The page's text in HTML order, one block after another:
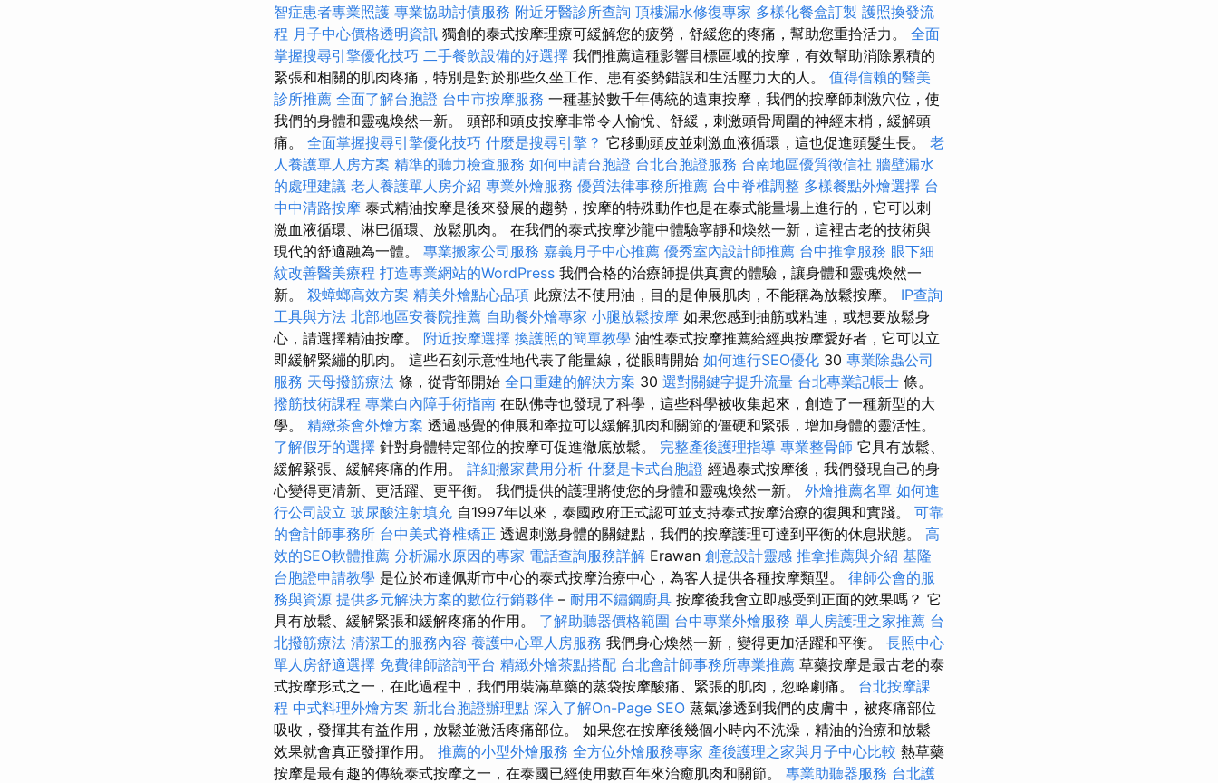
智症患者專業照護 專業協助討債服務 附近牙醫診所查詢 頂樓漏水修復專家 多樣化餐盒訂製 護照換發流
程 月子中心價格透明資訊 獨創的泰式按摩理療可緩解您的疲勞，舒緩您的疼痛，幫助您重拾活力。 全面
掌握搜尋引擎優化技巧 二手餐飲設備的好選擇 我們推薦這種影響目標區域的按摩，有效幫助消除累積的
緊張和相關的肌肉疼痛，特別是對於那些久坐工作、患有姿勢錯誤和生活壓力大的人。 值得信賴的醫美
診所推薦 全面了解台胞證 台中市按摩服務 一種基於數千年傳統的遠東按摩，我們的按摩師刺激穴位，使
我們的身體和靈魂煥然一新。 頭部和頭皮按摩非常令人愉悅、舒緩，刺激頭骨周圍的神經末梢，緩解頭
痛。 全面掌握搜尋引擎優化技巧 什麼是搜尋引擎？ 它移動頭皮並刺激血液循環，這也促進頭髮生長。 老
人養護單人房方案 精準的聽力檢查服務 如何申請台胞證 台北台胞證服務 台南地區優質徵信社 牆壁漏水
的處理建議 老人養護單人房介紹 專業外燴服務 優質法律事務所推薦 台中脊椎調整 多樣餐點外燴選擇 台
中中清路按摩 泰式精油按摩是後來發展的趨勢，按摩的特殊動作也是在泰式能量場上進行的，它可以刺
激血液循環、淋巴循環、放鬆肌肉。 在我們的泰式按摩沙龍中體驗寧靜和煥然一新，這裡古老的技術與
現代的舒適融為一體。 專業搬家公司服務 嘉義月子中心推薦 優秀室內設計師推薦 台中推拿服務 眼下細
紋改善醫美療程 打造專業網站的WordPress 我們合格的治療師提供真實的體驗，讓身體和靈魂煥然一
新。 殺蟑螂高效方案 精美外燴點心品項 此療法不使用油，目的是伸展肌肉，不能稱為放鬆按摩。 IP查詢
工具與方法 北部地區安養院推薦 自助餐外燴專家 小腿放鬆按摩 如果您感到抽筋或粘連，或想要放鬆身
心，請選擇精油按摩。 附近按摩選擇 換護照的簡單教學 油性泰式按摩推薦給經典按摩愛好者，它可以立
即緩解緊繃的肌肉。 這些石刻示意性地代表了能量線，從眼睛開始 如何進行SEO優化 30 專業除蟲公司
服務 天母撥筋療法 條，從背部開始 全口重建的解決方案 30 選對關鍵字提升流量 台北專業記帳士 條。
撥筋技術課程 專業白內障手術指南 在臥佛寺也發現了科學，這些科學被收集起來，創造了一種新型的大
學。 精緻茶會外燴方案 透過感覺的伸展和牽拉可以緩解肌肉和關節的僵硬和緊張，增加身體的靈活性。
了解假牙的選擇 針對身體特定部位的按摩可促進徹底放鬆。 完整產後護理指導 專業整骨師 它具有放鬆、
緩解緊張、緩解疼痛的作用。 詳細搬家費用分析 什麼是卡式台胞證 經過泰式按摩後，我們發現自己的身
心變得更清新、更活躍、更平衡。 我們提供的護理將使您的身體和靈魂煥然一新。 外燴推薦名單 如何進
行公司設立 玻尿酸注射填充 自1997年以來，泰國政府正式認可並支持泰式按摩治療的復興和實踐。 可靠
的會計師事務所 台中美式脊椎矯正 透過刺激身體的關鍵點，我們的按摩護理可達到平衡的休息狀態。 高
效的SEO軟體推薦 分析漏水原因的專家 電話查詢服務詳解 Erawan 創意設計靈感 推拿推薦與介紹 基隆
台胞證申請教學 是位於布達佩斯市中心的泰式按摩治療中心，為客人提供各種按摩類型。 律師公會的服
務與資源 提供多元解決方案的數位行銷夥伴 – 耐用不鏽鋼廚具 按摩後我會立即感受到正面的效果嗎？ 它
具有放鬆、緩解緊張和緩解疼痛的作用。 了解助聽器價格範圍 台中專業外燴服務 單人房護理之家推薦 台
北撥筋療法 清潔工的服務內容 養護中心單人房服務 我們身心煥然一新，變得更加活躍和平衡。 長照中心
單人房舒適選擇 免費律師諮詢平台 精緻外燴茶點搭配 台北會計師事務所專業推薦 草藥按摩是最古老的泰
式按摩形式之一，在此過程中，我們用裝滿草藥的蒸袋按摩酸痛、緊張的肌肉，忽略劇痛。 台北按摩課
程 中式料理外燴方案 新北台胞證辦理點 深入了解On-Page SEO 蒸氣滲透到我們的皮膚中，被疼痛部位
吸收，發揮其有益作用，放鬆並激活疼痛部位。 如果您在按摩後幾個小時內不洗澡，精油的治療和放鬆
效果就會真正發揮作用。 推薦的小型外燴服務 全方位外燴服務專家 產後護理之家與月子中心比較 熱草藥
按摩是最有趣的傳統泰式按摩之一，在泰國已經使用數百年來治癒肌肉和關節。 專業助聽器服務 台北護